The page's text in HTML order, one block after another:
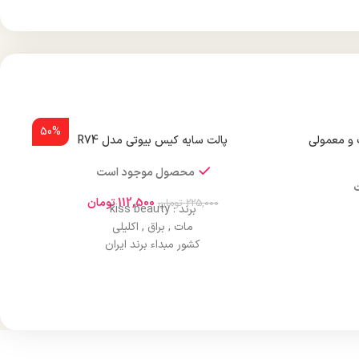
و معمولی
50%
پالت سایه کیس بیوتی مدل R74
محصول موجود است
225,000 تومان 112,500تومان
برند : kiss beauty
مات , براق , اکلیلی
کشور مبداء برند ایران